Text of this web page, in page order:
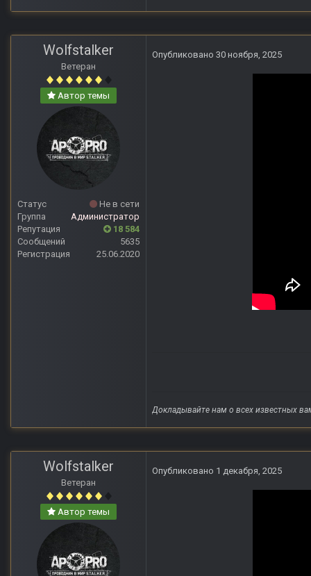
Wolfstalker
Ветеран
Автор темы
Статус
Не в сети
Группа
Администратор
Репутация
18 584
Сообщений
5635
Регистрация
25.06.2020
Опубликовано 30 ноября, 2025
Докладывайте нам о всех известных
Wolfstalker
Ветеран
Автор темы
Опубликовано 1 декабря, 2025